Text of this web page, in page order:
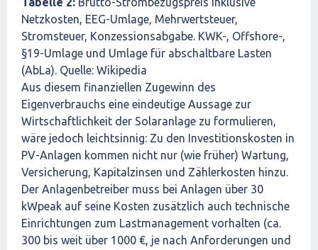
Netzkosten, EEG-Umlage, Mehrwertsteuer,
Stromsteuer, Konzessionsabgabe. KWK-, Offshore-,
§19-Umlage und Umlage für abschaltbare Lasten
(AbLa). Quelle: Wikipedia
Aus diesem finanziellen Zugewinn des
Eigenverbrauchs eine eindeutige Aussage zur
Wirtschaftlichkeit der Solaranlage zu formulieren,
wäre jedoch leichtsinnig: Zu den Investitionskosten in
PV-Anlagen kommen nicht nur (wie früher) Wartung,
Versicherung, Kapitalzinsen und Zählerkosten hinzu.
Der Anlagenbetreiber muss bei Anlagen über 30
kWpeak auf seine Kosten zusätzlich auch technische
Einrichtungen zum Lastmanagement vorhalten (ca.
300 bis weit über 1000 €, je nach Anforderungen und